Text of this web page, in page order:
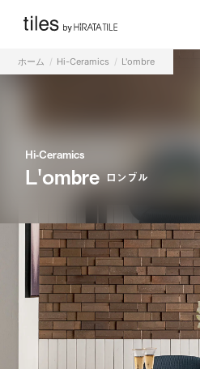
ホーム Hi-Ceramics L'ombre
Hi-Ceramics
L'ombreロンブル